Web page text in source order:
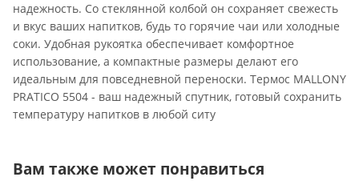
надежность. Со стеклянной колбой он сохраняет свежесть
и вкус ваших напитков, будь то горячие чаи или холодные
соки. Удобная рукоятка обеспечивает комфортное
использование, а компактные размеры делают его
идеальным для повседневной переноски. Термос MALLONY
PRATICO 5504 - ваш надежный спутник, готовый сохранить
температуру напитков в любой ситу
Вам также может понравиться